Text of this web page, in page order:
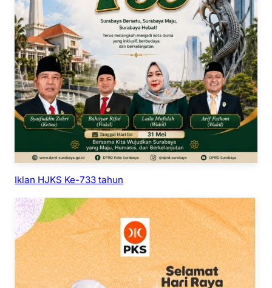
Iklan HJKS Ke-733 tahun